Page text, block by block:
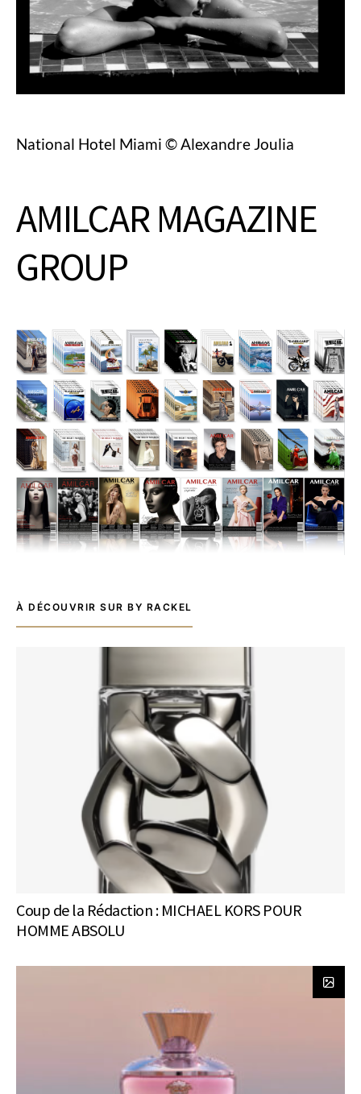
National Hotel Miami © Alexandre Joulia
AMILCAR MAGAZINE
GROUP
À DÉCOUVRIR SUR BY RACKEL
Coup de la Rédaction : MICHAEL KORS POUR
HOMME ABSOLU